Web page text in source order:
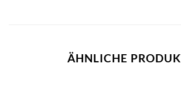
ÄHNLICHE